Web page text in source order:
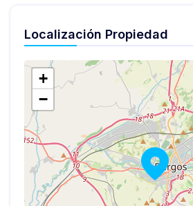
Localización Propiedad
+
−